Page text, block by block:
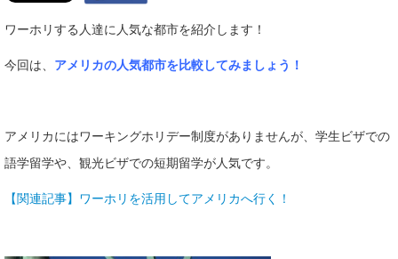
ワーホリする人達に人気な都市を紹介します！
今回は、 アメリカの人気都市を比較してみましょう！
アメリカにはワーキングホリデー制度がありませんが、学生ビザでの
語学留学や、観光ビザでの短期留学が人気です。
【関連記事】ワーホリを活用してアメリカへ行く！